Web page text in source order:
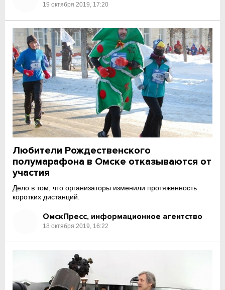
19 октября 2019, 17:20
Любители Рождественского
полумарафона в Омске отказываются от
участия
Дело в том, что организаторы изменили протяженность
коротких дистанций.
ОмскПресс, информационное агентство
18 октября 2019, 16:22